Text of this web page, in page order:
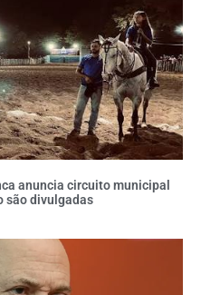
anuncia circuito municipal
são divulgadas